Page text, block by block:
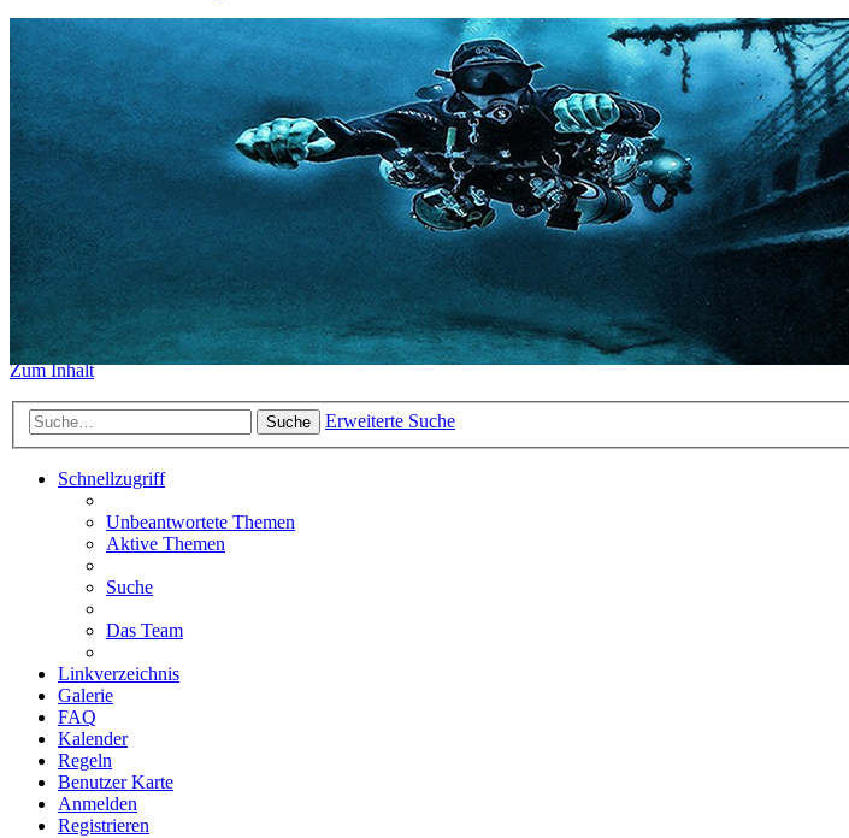
Das Sidemount-Forum ist auf ein neues
https://www.sidemount-forum.comerreichbar.
Das alte Forum hier existiert nur aufgrund der
Sidemount-Forum
Erlebe den Unterschied
Zum Inhalt
Suche Erweiterte Suche
Schnellzugriff
Unbeantwortete Themen
Aktive Themen
Suche
Das Team
Linkverzeichnis
Galerie
FAQ
Kalender
Regeln
Benutzer Karte
Anmelden
Registrieren